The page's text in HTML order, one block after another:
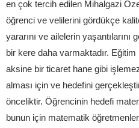
en çok tercih edilen Mihalgazi
öğrenci ve velilerini gördükçe
yararını ve ailelerin
bir kere daha varmaktadır.
aksine bir ticaret hane gibi
alması için ve hedefini
önceliktir. Öğrencinin hedefi
bunun için matematik